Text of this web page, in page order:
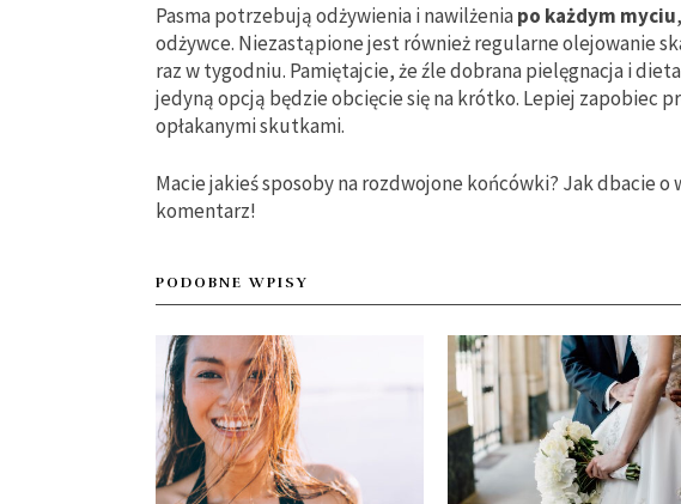
Pasma potrzebują odżywienia i nawilżeniapo każdym myciu
odżywce. Niezastąpione jest również regularne olejowanie
raz w tygodniu. Pamiętajcie, że źle dobrana pielęgnacja i
jedyną opcją będzie obcięcie się na krótko. Lepiej zapobiec
opłakanymi skutkami.
Macie jakieś sposoby na rozdwojone końcówki? Jak dbacie o
komentarz!
PODOBNE WPISY